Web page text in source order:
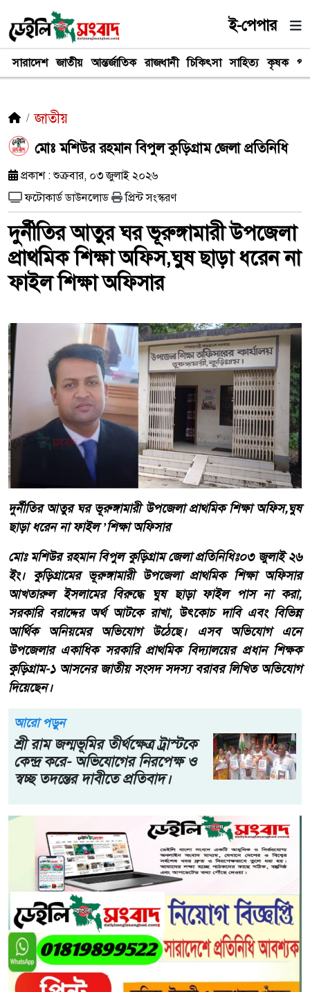
ই-পেপার
সারাদেশ জাতীয় আন্তর্জাতিক রাজধানী চিকিৎসা সাহিত্য কৃষক
জাতীয়
মোঃ মশিউর রহমান বিপুল কুড়িগ্রাম জেলা প্রতিনিধি
প্রকাশ : শুক্রবার, ০৩ জুলাই ২০২৬
ফটোকার্ড ডাউনলোড
প্রিন্ট সংস্করণ
দুর্নীতির আতুর ঘর ভূরুঙ্গামারী উপজেলা
প্রাথমিক শিক্ষা অফিস,ঘুষ ছাড়া ধরেন না
ফাইল শিক্ষা অফিসার
দুর্নীতির আতুর ঘর ভূরুঙ্গামারী উপজেলা প্রাথমিক শিক্ষা অফিস,ঘুষ
ছাড়া ধরেন না ফাইল ’শিক্ষা অফিসার
মোঃ মশিউর রহমান বিপুল কুড়িগ্রাম জেলা প্রতিনিধিঃ০৩ জুলাই ২৬
ইং। কুড়িগ্রামের ভূরুঙ্গামারী উপজেলা প্রাথমিক শিক্ষা অফিসার
আখতারুল ইসলামের বিরুদ্ধে ঘুষ ছাড়া ফাইল পাস না করা,
সরকারি বরাদ্দের অর্থ আটকে রাখা, উৎকোচ দাবি এবং বিভিন্ন
আর্থিক অনিয়মের অভিযোগ উঠেছে। এসব অভিযোগ এনে
উপজেলার একাধিক সরকারি প্রাথমিক বিদ্যালয়ের প্রধান শিক্ষক
কুড়িগ্রাম-১ আসনের জাতীয় সংসদ সদস্য বরাবর লিখিত অভিযোগ
দিয়েছেন।
আরো পড়ুন
শ্রী রাম জন্মভূমির তীর্থক্ষেত্র ট্রাস্টকে
কেন্দ্র করে- অভিযোগের নিরপেক্ষ ও
স্বচ্ছ তদন্তের দাবীতে প্রতিবাদ।